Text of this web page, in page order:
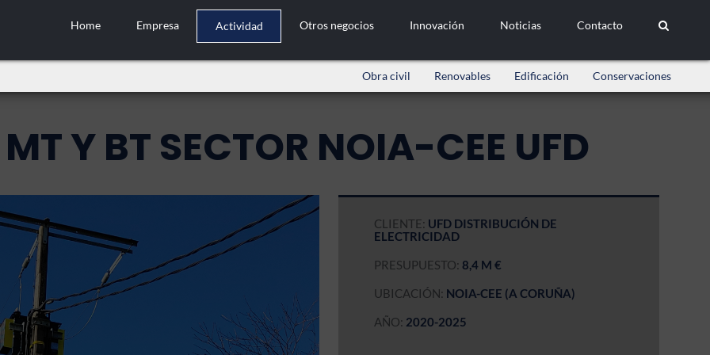
Home Empresa Actividad Otros negocios Innovación Noticias Contacto
Obra civil Renovables Edificación Conservaciones
Y BT SECTOR NOIA-CEE UFD
CLIENTE: UFD DISTRIBUCIÓN DE
ELECTRICIDAD
PRESUPUESTO: 8,4 M €
UBICACIÓN: NOIA-CEE (A CORUÑA)
AÑO: 2020-2025